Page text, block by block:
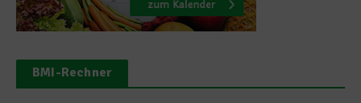
BMI-Rechner